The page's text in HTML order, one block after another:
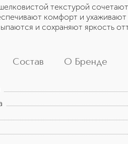
текстурой
комфорт и
и сохраняют яркость
Состав О Бренде